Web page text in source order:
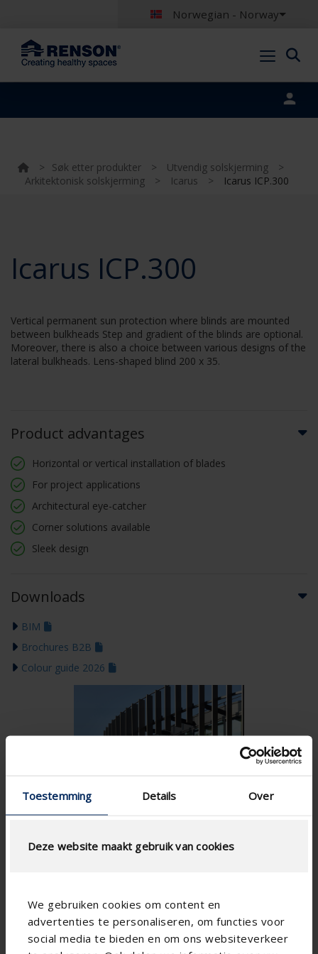
Toestemming Details Over
Deze website maakt gebruik van cookies
We gebruiken cookies om content en
advertenties te personaliseren, om functies voor
social media te bieden en om ons websiteverkeer
Norwegian - Norway
> Søk etter produkter > Utvendig solskjerming
>
Arkitektonisk solskjerming
> Icarus > Icarus ICP.300
Icarus ICP.300
Vertical permanent sun protection where blinds are mounted
between bulkheads Step and gradient of the blinds are optional.
Moreover, there is also a choice between various designs of the
lateral bulkheads. Lens-shaped blind 200 x 35.
Product advantages
Horizontal or vertical installation of blades
For project applications
Architectural eye-catcher
Corner solutions available
Sleek design
Downloads
BIM
Brochures B2B
Colour guide 2026